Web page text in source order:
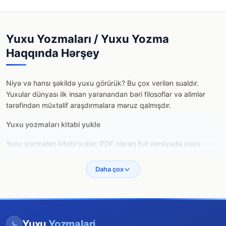
Yuxu Yozmaları / Yuxu Yozma
Haqqında Hərşey
Niyə və hansı şəkildə yuxu görürük? Bu çox verilən sualdır.
Yuxular dünyası ilk insan yaranandan bəri filosoflar və alimlər
tərəfindən müxtəlif araşdırmalara məruz qalmışdır.
Yuxu yozmaları kitabi yukle
Yuxu yozmaları kitabi yukle: PDF olaraq full versiyada yuxu
Yuxu haqqında maraqlı faktlar
yataqdan qalxanda yuxularının 95%-ni unudurlar.
Daha çox